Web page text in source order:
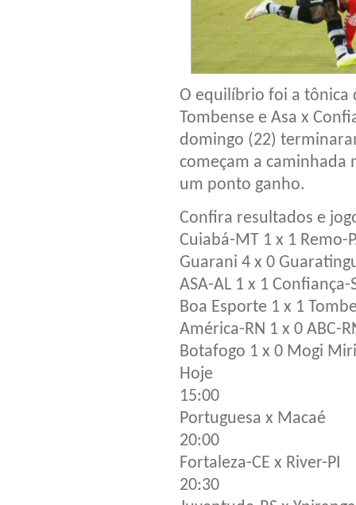
O equilíbrio foi a tônica
Tombense e Asa x
domingo (22)
começam a caminhada
um ponto ganho.
Confira resultados e
Cuiabá-MT 1 x 1 Remo-
Guarani 4 x 0
ASA-AL 1 x 1 Confiança-
Boa Esporte 1 x 1
América-RN 1 x 0 ABC-
Botafogo 1 x 0 Mogi
Hoje
15:00
Portuguesa x Macaé
20:00
Fortaleza-CE x River-PI
20:30